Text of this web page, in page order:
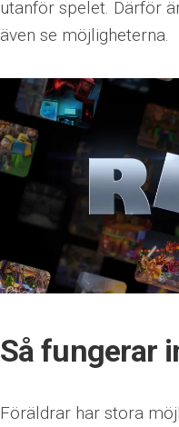
utanför spelet. Därför
även se möjligheterna.
Så fungerar
Föräldrar har stora